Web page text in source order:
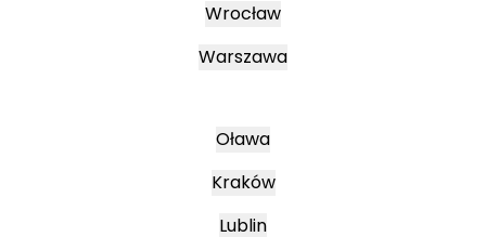
Wrocław
Warszawa
Oława
Kraków
Lublin